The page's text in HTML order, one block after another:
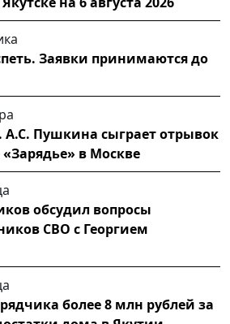
Заявки принимаются до
А.С. Пушкина сыграет отрывок
«Зарядье» в Москве
обсудил вопросы
СВО с Георгием
более 8 млн рублей за